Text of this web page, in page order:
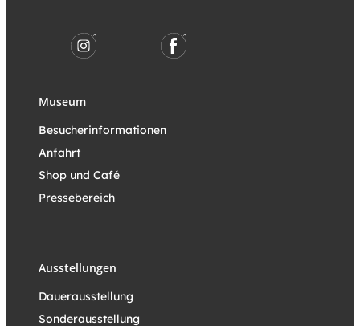
Museum
Besucherinformationen
Anfahrt
Shop und Café
Pressebereich
Ausstellungen
Dauerausstellung
Sonderausstellung